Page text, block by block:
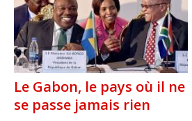
Le Gabon, le pays où il ne
se passe jamais rien